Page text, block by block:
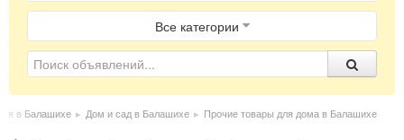
Услуги
Магазины
Все категории
в Балашихе ▸ Дом и сад в Балашихе ▸ Прочие товары для дома в Балашихе